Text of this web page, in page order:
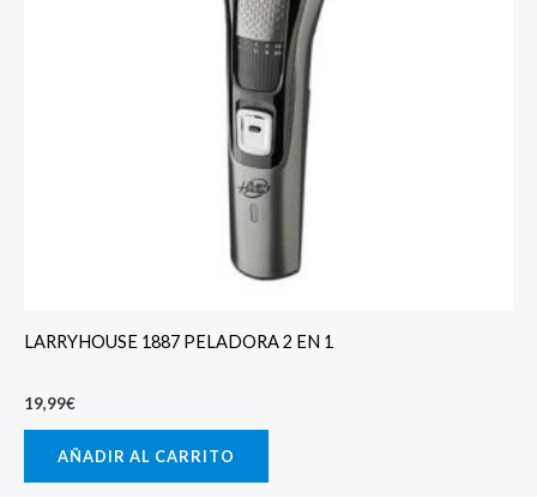
LARRYHOUSE 1887 PELADORA 2 EN 1
19,99€
AÑADIR AL CARRITO